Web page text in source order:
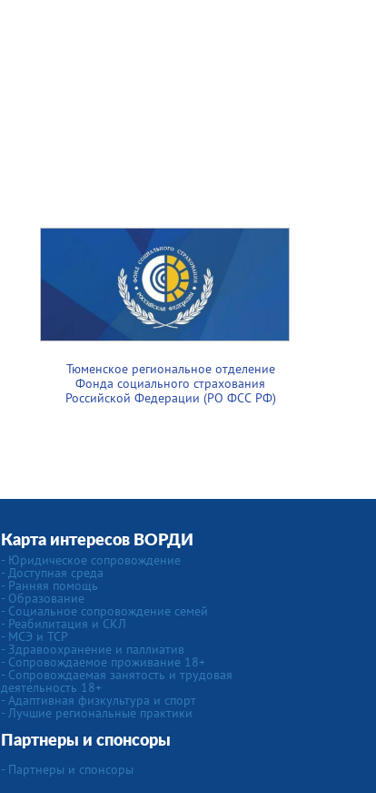
Тюменское региональное отделение
Фонда социального страхования
Российской Федерации (РО ФСС РФ)
Карта интересов ВОРДИ
- Юридическое сопровождение
- Доступная среда
- Ранняя помощь
- Образование
- Социальное сопровождение семей
- Реабилитация и СКЛ
- МСЭ и ТСР
- Здравоохранение и паллиатив
- Сопровождаемое проживание 18+
- Сопровождаемая занятость и трудовая
деятельность 18+
- Адаптивная физкультура и спорт
- Лучшие региональные практики
Партнеры и спонсоры
- Партнеры и спонсоры